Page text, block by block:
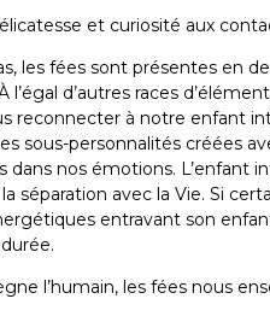
et curiosité aux
les fées sont présentes en
l’égal d’autres races
reconnecter à notre enfant
sous-personnalités créées
nos émotions. L’enfant
séparation avec la Vie. Si
entravant son
l’humain, les fées nous